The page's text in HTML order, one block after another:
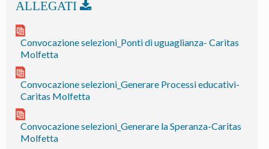
Convocazione selezioni_Ponti di uguaglianza- Caritas
Molfetta
Convocazione selezioni_Generare Processi educativi-
Caritas Molfetta
Convocazione selezioni_Generare la Speranza-Caritas
Molfetta